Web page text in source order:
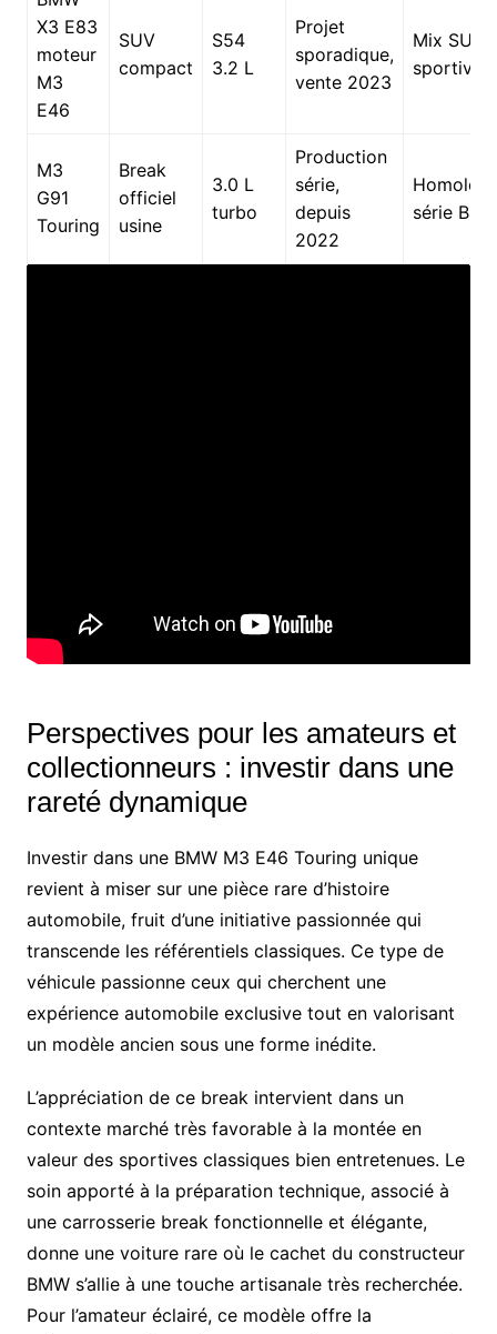
X3 E83
moteur
M3
E46
SUV
compact
S54
3.2 L
Projet
sporadique,
vente 2023
Mix SUV-
sportive
M3
G91
Touring
Break
officiel
usine
3.0 L
turbo
Production
série,
depuis
2022
série
Perspectives pour les amateurs et
collectionneurs : investir dans une
rareté dynamique
Investir dans une BMW M3 E46 Touring unique
revient à miser sur une pièce rare d’histoire
automobile, fruit d’une initiative passionnée qui
transcende les référentiels classiques. Ce type de
véhicule passionne ceux qui cherchent une
expérience automobile exclusive tout en valorisant
un modèle ancien sous une forme inédite.
L’appréciation de ce break intervient dans un
contexte marché très favorable à la montée en
valeur des sportives classiques bien entretenues. Le
soin apporté à la préparation technique, associé à
une carrosserie break fonctionnelle et élégante,
donne une voiture rare où le cachet du constructeur
BMW s’allie à une touche artisanale très recherchée.
Pour l’amateur éclairé, ce modèle offre la